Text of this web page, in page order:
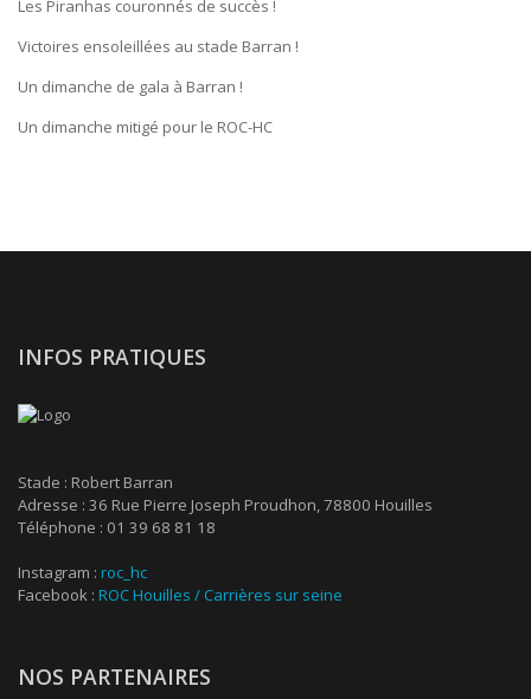
Les Piranhas couronnés de succès !
Victoires ensoleillées au stade Barran !
Un dimanche de gala à Barran !
Un dimanche mitigé pour le ROC-HC
INFOS PRATIQUES
Stade : Robert Barran
Adresse : 36 Rue Pierre Joseph Proudhon, 78800 Houilles
Téléphone : 01 39 68 81 18
Instagram : roc_hc
Facebook : ROC Houilles / Carrières sur seine
NOS PARTENAIRES